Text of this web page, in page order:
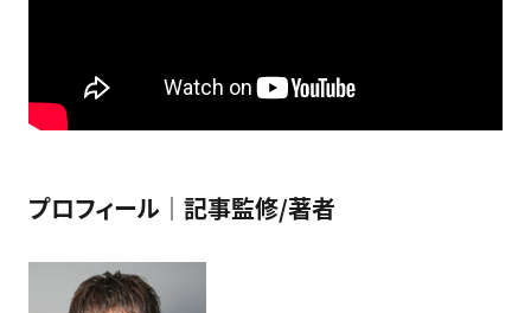
プロフィール｜記事監修/著者